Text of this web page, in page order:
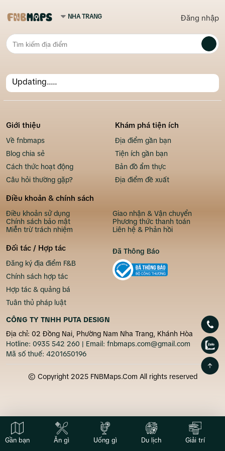
Gần bạn Ăn gì Uống gì Du lịch Giải trí
Đăng nhập
Updating.....
Giới thiệu
Về fnbmaps
Blog chia sẻ
Cách thức hoạt động
Câu hỏi thường gặp?
Khám phá tiện ích
Địa điểm gần bạn
Tiện ích gần bạn
Bản đồ ẩm thực
Địa điểm đề xuất
Điều khoản & chính sách
Điều khoản sử dụng
Chính sách bảo mật
Miễn trừ trách nhiệm
Giao nhận & Vận chuyển
Phương thức thanh toán
Liên hệ & Phản hồi
Đối tác / Hợp tác
Đăng ký địa điểm F&B
Chính sách hợp tác
Hợp tác & quảng bá
Tuân thủ pháp luật
CÔNG TY TNHH PUTA DESIGN
Địa chỉ: 02 Đồng Nai, Phường Nam Nha Trang, Khánh Hòa
Hotline: 0935 542 260 | Email: fnbmaps.com@gmail.com
Mã số thuế: 4201650196
Đã Thông Báo
© Copyright 2025 FNBMaps.Com All rights reserved